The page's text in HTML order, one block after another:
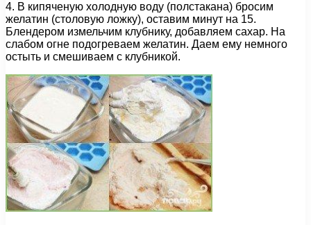
4. В кипяченую холодную воду (полстакана) бросим
желатин (столовую ложку), оставим минут на 15.
Блендером измельчим клубнику, добавляем сахар. На
слабом огне подогреваем желатин. Даем ему немного
остыть и смешиваем с клубникой.